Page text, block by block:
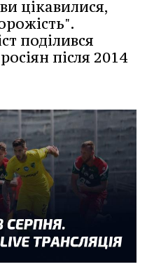
цікавилися,
поділився
після 2014